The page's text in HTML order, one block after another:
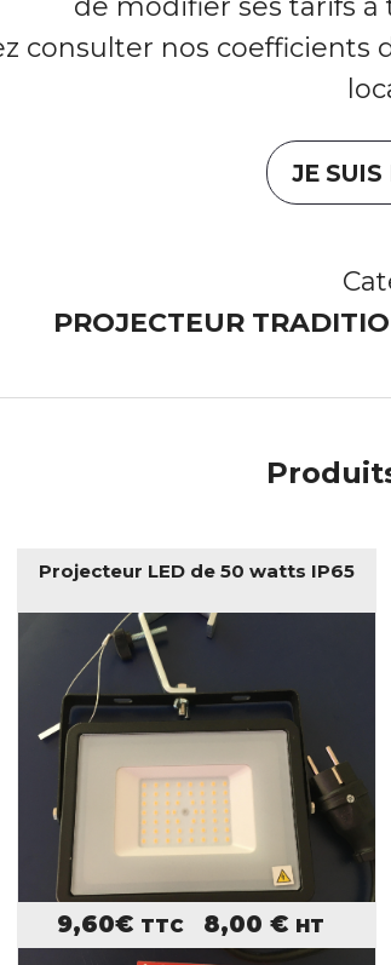
de modifier ses tarifs
consulter nos coefficients
JE SUIS
PROJECTEUR
Projecteur LED de 50 watts IP65
9,60€ TTC 8,00€ HT